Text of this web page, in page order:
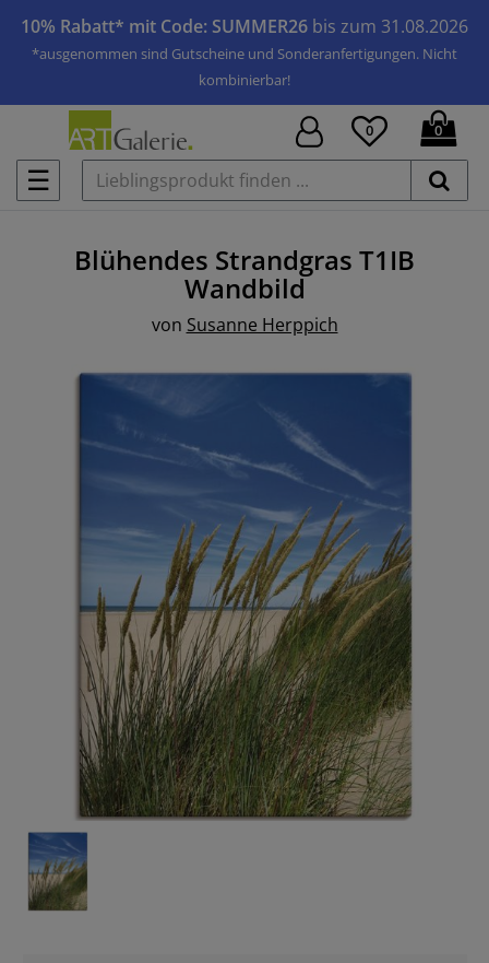
10% Rabatt* mit Code: SUMMER26 bis zum 31.08.2026
*ausgenommen sind Gutscheine und Sonderanfertigungen. Nicht
kombinierbar!
☰
0 0
Blühendes Strandgras T1IB
Wandbild
von Susanne Herppich